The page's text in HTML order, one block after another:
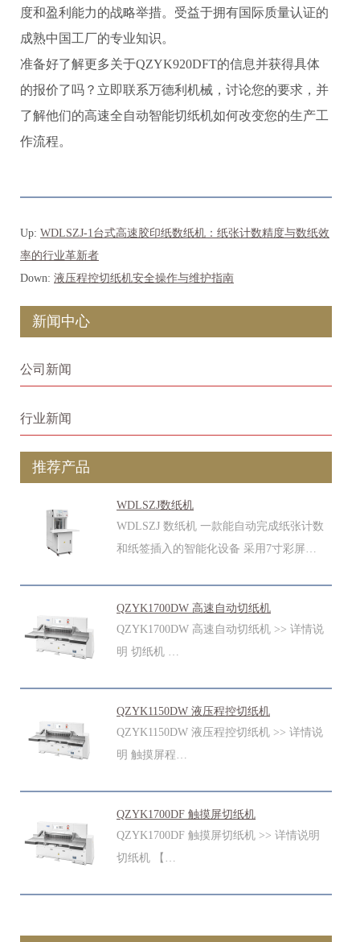
度和盈利能力的战略举措。受益于拥有国际质量认证的
成熟中国工厂的专业知识。
准备好了解更多关于QZYK920DFT的信息并获得具体
的报价了吗？立即联系万德利机械，讨论您的要求，并
了解他们的高速全自动智能切纸机如何改变您的生产工
作流程。
Up: WDLSZJ-1台式高速胶印纸数纸机：纸张计数精度与数纸效
率的行业革新者
Down: 液压程控切纸机安全操作与维护指南
新闻中心
公司新闻
行业新闻
推荐产品
WDLSZJ数纸机
WDLSZJ 数纸机 一款能自动完成纸张计数
和纸签插入的智能化设备 采用7寸彩屏…
QZYK1700DW 高速自动切纸机
QZYK1700DW 高速自动切纸机 >> 详情说
明 切纸机 …
QZYK1150DW 液压程控切纸机
QZYK1150DW 液压程控切纸机 >> 详情说
明 触摸屏程…
QZYK1700DF 触摸屏切纸机
QZYK1700DF 触摸屏切纸机 >> 详情说明
切纸机 【…